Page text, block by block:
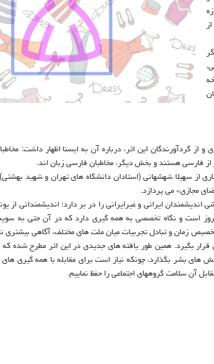
این اثر، درباره آن به ایسنا اظهار داشت:
از فارسی هستند و بخش دیگر، مخاطبان فارسی زبان اند.
از سهیلا شهشهانی (استادان دانشگاه های تهران و شهید
مجازی» می پردازد.
ایرانی و غیرایرانی را در بر دارد؛ اندیشمندانی از
است و نگاه تخصصی به همه گیری دارد که در آن حتی به
زمان و تبادل تجربیات میان ملت های مختلف، آگاهی بیشتری
بگیرد. همین طور یافته های جدیدی در این اثر مطرح شده
بشر بگذارد، چونکه نیاز است برای مقابله با همه گیری های
آن سلامت گروههای اجتماعی را حفظ نماییم.